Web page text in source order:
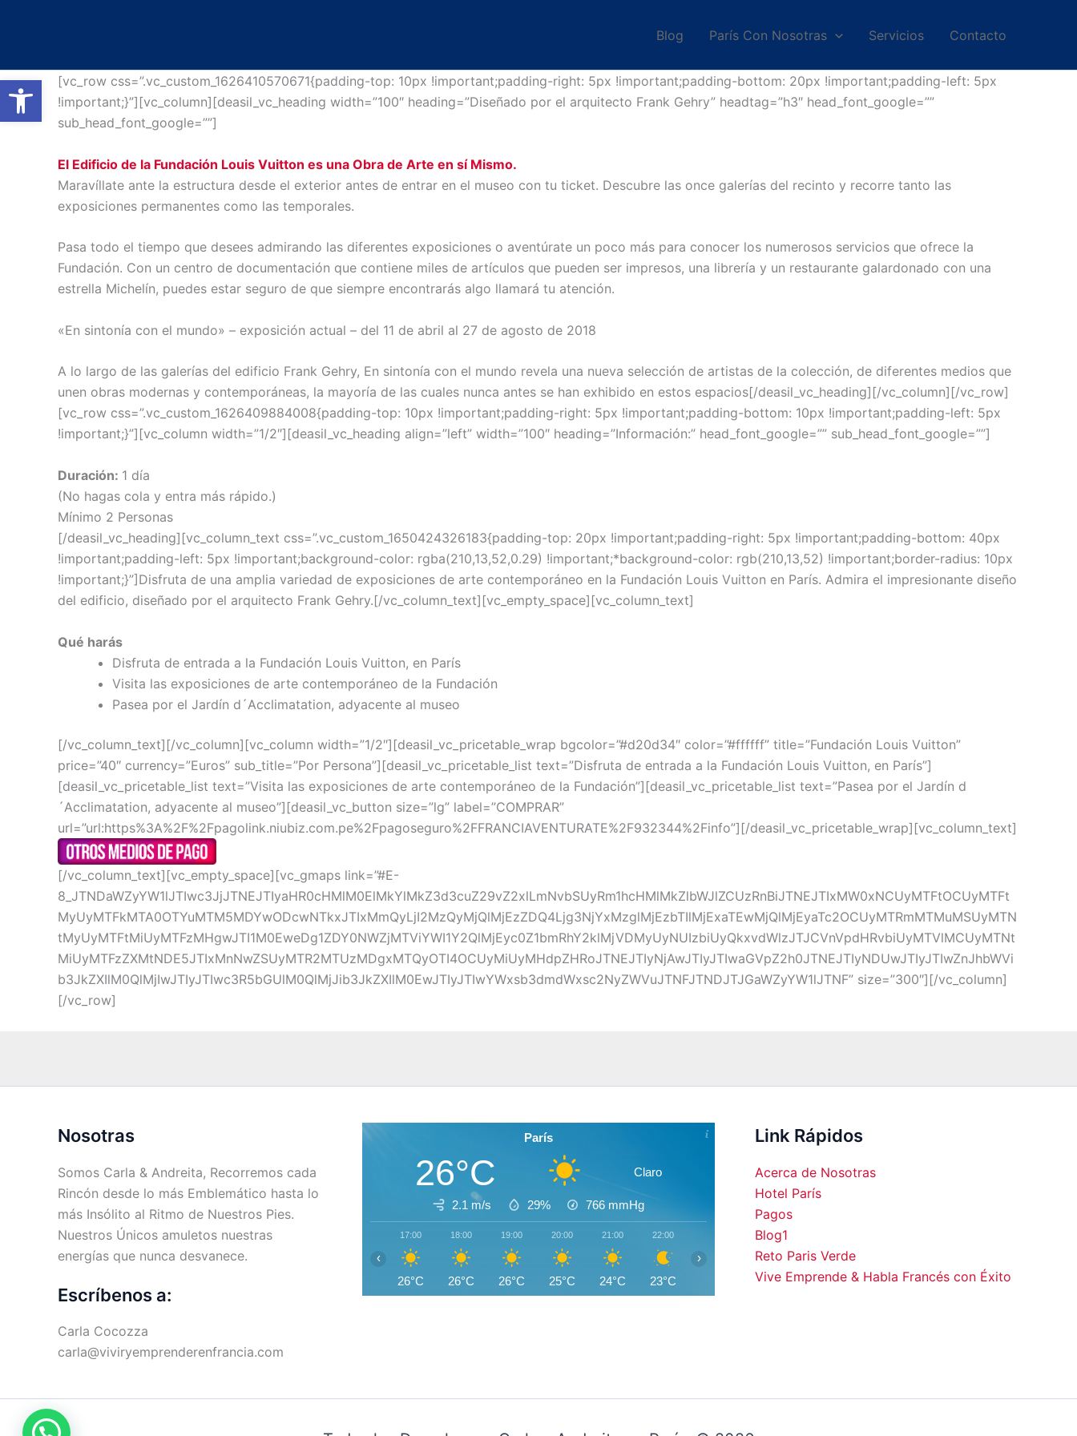
Abrir barra de herramientas
Blog París Con Nosotras Servicios Contacto
[vc_row css=”.vc_custom_1626410570671{padding-top: 10px !important;padding-right: 5px !important;padding-bottom: 20px !important;padding-left: 5px
!important;}”][vc_column][deasil_vc_heading width=”100″ heading=”Diseñado por el arquitecto Frank Gehry” headtag=”h3″ head_font_google=””
sub_head_font_google=””]
El Edificio de la Fundación Louis Vuitton es una Obra de Arte en sí Mismo.
Maravíllate ante la estructura desde el exterior antes de entrar en el museo con tu ticket. Descubre las once galerías del recinto y recorre tanto las
exposiciones permanentes como las temporales.
Pasa todo el tiempo que desees admirando las diferentes exposiciones o aventúrate un poco más para conocer los numerosos servicios que ofrece la
Fundación. Con un centro de documentación que contiene miles de artículos que pueden ser impresos, una librería y un restaurante galardonado con una
estrella Michelín, puedes estar seguro de que siempre encontrarás algo llamará tu atención.
«En sintonía con el mundo» – exposición actual – del 11 de abril al 27 de agosto de 2018
A lo largo de las galerías del edificio Frank Gehry, En sintonía con el mundo revela una nueva selección de artistas de la colección, de diferentes medios que
unen obras modernas y contemporáneas, la mayoría de las cuales nunca antes se han exhibido en estos espacios[/deasil_vc_heading][/vc_column][/vc_row]
[vc_row css=”.vc_custom_1626409884008{padding-top: 10px !important;padding-right: 5px !important;padding-bottom: 10px !important;padding-left: 5px
!important;}”][vc_column width=”1/2″][deasil_vc_heading align=”left” width=”100″ heading=”Información:” head_font_google=”” sub_head_font_google=””]
Duración: 1 día
(No hagas cola y entra más rápido.)
Mínimo 2 Personas
[/deasil_vc_heading][vc_column_text css=”.vc_custom_1650424326183{padding-top: 20px !important;padding-right: 5px !important;padding-bottom: 40px
!important;padding-left: 5px !important;background-color: rgba(210,13,52,0.29) !important;*background-color: rgb(210,13,52) !important;border-radius: 10px
!important;}”]Disfruta de una amplia variedad de exposiciones de arte contemporáneo en la Fundación Louis Vuitton en París. Admira el impresionante diseño
del edificio, diseñado por el arquitecto Frank Gehry.[/vc_column_text][vc_empty_space][vc_column_text]
Qué harás
Disfruta de entrada a la Fundación Louis Vuitton, en París
Visita las exposiciones de arte contemporáneo de la Fundación
Pasea por el Jardín d´Acclimatation, adyacente al museo
[/vc_column_text][/vc_column][vc_column width=”1/2″][deasil_vc_pricetable_wrap bgcolor=”#d20d34″ color=”#ffffff” title=”Fundación Louis Vuitton”
price=”40″ currency=”Euros” sub_title=”Por Persona”][deasil_vc_pricetable_list text=”Disfruta de entrada a la Fundación Louis Vuitton, en París”]
[deasil_vc_pricetable_list text=”Visita las exposiciones de arte contemporáneo de la Fundación”][deasil_vc_pricetable_list text=”Pasea por el Jardín d
´Acclimatation, adyacente al museo”][deasil_vc_button size=”lg” label=”COMPRAR”
url=”url:https%3A%2F%2Fpagolink.niubiz.com.pe%2Fpagoseguro%2FFRANCIAVENTURATE%2F932344%2Finfo”][/deasil_vc_pricetable_wrap][vc_column_text]
[/vc_column_text][vc_empty_space][vc_gmaps link=”#E-
8_JTNDaWZyYW1lJTIwc3JjJTNEJTIyaHR0cHMlM0ElMkYlMkZ3d3cuZ29vZ2xlLmNvbSUyRm1hcHMlMkZlbWJlZCUzRnBiJTNEJTIxMW0xNCUyMTFtOCUyMTFt
MyUyMTFkMTA0OTYuMTM5MDYwODcwNTkxJTIxMmQyLjI2MzQyMjQlMjEzZDQ4Ljg3NjYxMzglMjEzbTIlMjExaTEwMjQlMjEyaTc2OCUyMTRmMTMuMSUyMTN
tMyUyMTFtMiUyMTFzMHgwJTI1M0EweDg1ZDY0NWZjMTViYWI1Y2QlMjEyc0Z1bmRhY2klMjVDMyUyNUIzbiUyQkxvdWlzJTJCVnVpdHRvbiUyMTVlMCUyMTNt
MiUyMTFzZXMtNDE5JTIxMnNwZSUyMTR2MTUzMDgxMTQyOTI4OCUyMiUyMHdpZHRoJTNEJTIyNjAwJTIyJTIwaGVpZ2h0JTNEJTIyNDUwJTIyJTIwZnJhbWVi
b3JkZXIlM0QlMjIwJTIyJTIwc3R5bGUlM0QlMjJib3JkZXIlM0EwJTIyJTIwYWxsb3dmdWxsc2NyZWVuJTNFJTNDJTJGaWZyYW1lJTNF” size=”300″][/vc_column]
[/vc_row]
Nosotras
Somos Carla & Andreita, Recorremos cada
Rincón desde lo más Emblemático hasta lo
más Insólito al Ritmo de Nuestros Pies.
Nuestros Únicos amuletos nuestras
energías que nunca desvanece.
Escríbenos a:
Carla Cocozza
carla@viviryemprenderenfrancia.com
París
26°C Claro
2.1 m/s 29% 766 mmHg
17:00
26°C
18:00
26°C
19:00
26°C
20:00
25°C
21:00
24°C
22:00
23°C
00:00
21°C 20°C 19°C 19°C 18°C 17°C
‹ ›
Link Rápidos
Acerca de Nosotras
Hotel París
Pagos
Blog1
Reto Paris Verde
Vive Emprende & Habla Francés con Éxito